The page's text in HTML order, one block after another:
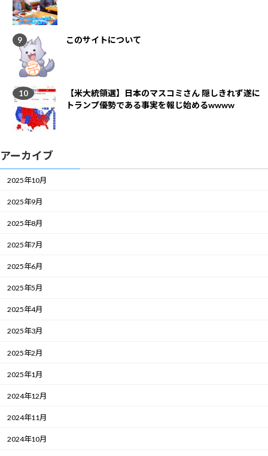
このサイトについて
【米大統領選】日本のマスコミさん 隠しきれず遂に
トランプ優勢である事実を報じ始めるwwww
アーカイブ
2025年10月
2025年9月
2025年8月
2025年7月
2025年6月
2025年5月
2025年4月
2025年3月
2025年2月
2025年1月
2024年12月
2024年11月
2024年10月